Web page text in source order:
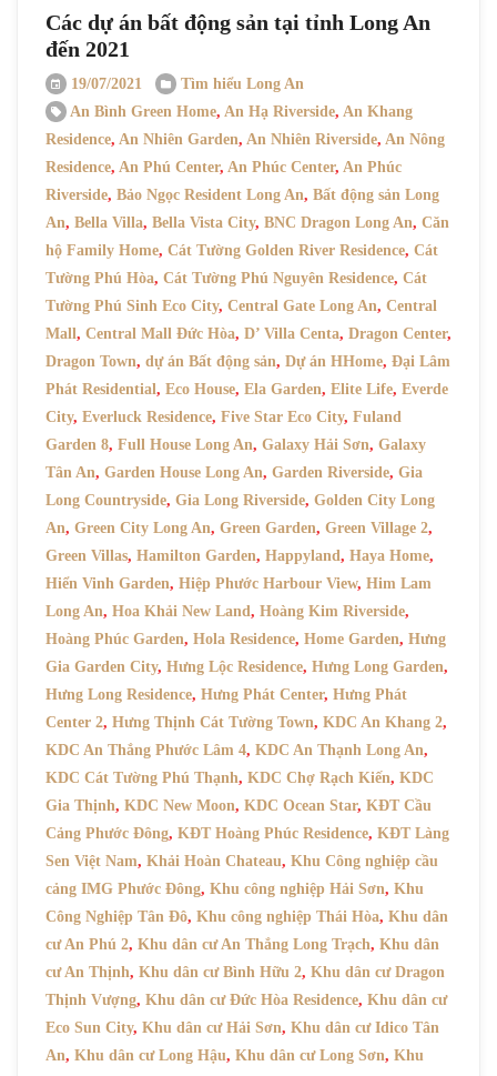
Các dự án bất động sản tại tỉnh Long An
đến 2021
19/07/2021
Tìm hiểu Long An
An Bình Green Home, An Hạ Riverside, An Khang
Residence, An Nhiên Garden, An Nhiên Riverside, An Nông
Residence, An Phú Center, An Phúc Center, An Phúc
Riverside, Bảo Ngọc Resident Long An, Bất động sản Long
An, Bella Villa, Bella Vista City, BNC Dragon Long An, Căn
hộ Family Home, Cát Tường Golden River Residence, Cát
Tường Phú Hòa, Cát Tường Phú Nguyên Residence, Cát
Tường Phú Sinh Eco City, Central Gate Long An, Central
Mall, Central Mall Đức Hòa, D’ Villa Centa, Dragon Center,
Dragon Town, dự án Bất động sản, Dự án HHome, Đại Lâm
Phát Residential, Eco House, Ela Garden, Elite Life, Everde
City, Everluck Residence, Five Star Eco City, Fuland
Garden 8, Full House Long An, Galaxy Hải Sơn, Galaxy
Tân An, Garden House Long An, Garden Riverside, Gia
Long Countryside, Gia Long Riverside, Golden City Long
An, Green City Long An, Green Garden, Green Village 2,
Green Villas, Hamilton Garden, Happyland, Haya Home,
Hiển Vinh Garden, Hiệp Phước Harbour View, Him Lam
Long An, Hoa Khải New Land, Hoàng Kim Riverside,
Hoàng Phúc Garden, Hola Residence, Home Garden, Hưng
Gia Garden City, Hưng Lộc Residence, Hưng Long Garden,
Hưng Long Residence, Hưng Phát Center, Hưng Phát
Center 2, Hưng Thịnh Cát Tường Town, KDC An Khang 2,
KDC An Thắng Phước Lâm 4, KDC An Thạnh Long An,
KDC Cát Tường Phú Thạnh, KDC Chợ Rạch Kiến, KDC
Gia Thịnh, KDC New Moon, KDC Ocean Star, KĐT Cầu
Cảng Phước Đông, KĐT Hoàng Phúc Residence, KĐT Làng
Sen Việt Nam, Khải Hoàn Chateau, Khu Công nghiệp cầu
cảng IMG Phước Đông, Khu công nghiệp Hải Sơn, Khu
Công Nghiệp Tân Đô, Khu công nghiệp Thái Hòa, Khu dân
cư An Phú 2, Khu dân cư An Thắng Long Trạch, Khu dân
cư An Thịnh, Khu dân cư Bình Hữu 2, Khu dân cư Dragon
Thịnh Vượng, Khu dân cư Đức Hòa Residence, Khu dân cư
Eco Sun City, Khu dân cư Hải Sơn, Khu dân cư Idico Tân
An, Khu dân cư Long Hậu, Khu dân cư Long Sơn, Khu